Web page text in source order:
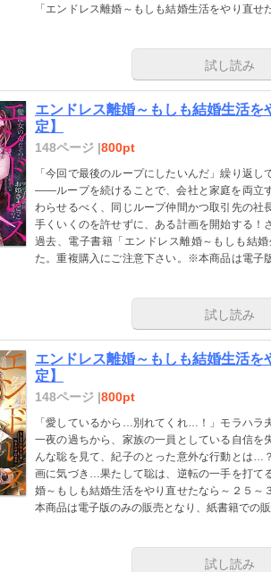
「エンドレス離婚～もしも結婚生活をやり直
試し読み
エンドレス離婚～もしも結婚生活
定】
148ページ |800pt
「今回で最後のループにしたいんだ」繰り返
――ループを続けることで、会社と家庭を両立
わらせるべく、同じループ仲間かつ取引先の
手くいくのを許せずに、ある計画を開始する
過去、電子書籍「エンドレス離婚～もしも結
た。重複購入にご注意下さい。※本商品は電子
試し読み
エンドレス離婚～もしも結婚生活
定】
148ページ |800pt
「愛しているから…別れてくれ…！」モラハ
一夜の過ちから、家族の一員としている自信を
んな聡を見て、紀子のとった意外な行動とは…
画に気づき…果たして聡は、逆転の一手を打
婚～もしも結婚生活をやり直せたなら～２５
本商品は電子版のみの販売となり、紙書籍での
試し読み